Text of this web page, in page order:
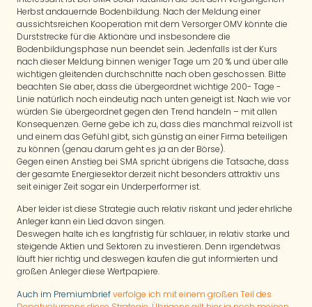
Herbst andauernde Bodenbildung. Nach der Meldung einer
aussichtsreichen Kooperation mit dem Versorger OMV könnte die
Durststrecke für die Aktionäre und insbesondere die
Bodenbildungsphase nun beendet sein. Jedenfalls ist der Kurs
nach dieser Meldung binnen weniger Tage um 20 % und über alle
wichtigen gleitenden durchschnitte nach oben geschossen. Bitte
beachten Sie aber, dass die übergeordnet wichtige 200- Tage -
Linie natürlich noch eindeutig nach unten geneigt ist. Nach wie vor
würden Sie übergeordnet gegen den Trend handeln – mit allen
Konsequenzen. Gerne gebe ich zu, dass dies manchmal reizvoll ist
und einem das Gefühl gibt, sich günstig an einer Firma beteiligen
zu können (genau darum geht es ja an der Börse).
Gegen einen Anstieg bei SMA spricht übrigens die Tatsache, dass
der gesamte Energiesektor derzeit nicht besonders attraktiv uns
seit einiger Zeit sogar ein Underperformer ist.
Aber leider ist diese Strategie auch relativ riskant und jeder ehrliche
Anleger kann ein Lied davon singen.
Deswegen halte ich es langfristig für schlauer, in relativ starke und
steigende Aktien und Sektoren zu investieren. Denn irgendetwas
läuft hier richtig und deswegen kaufen die gut informierten und
großen Anleger diese Wertpapiere.
Auch im Premiumbriefverfolge ich mit einem großen Teil des